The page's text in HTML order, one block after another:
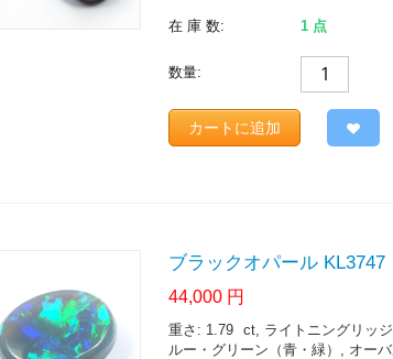
在 庫 数: 1 点
数量:
カートに追加
ブラックオパール KL3747
44,000 円
重さ: 1.79 ct , ライトニングリッ
ルー・グリーン（青・緑）, オー